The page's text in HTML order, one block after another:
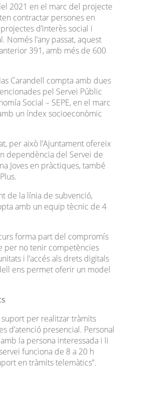
2021 en el marc del projecte
contractar persones en
d’interès social i
l’any passat, aquest
391, amb més de 600
Carandell compta amb dues
pel Servei Públic
Social – SEPE, en el marc
un índex socioeconòmic
per això l’Ajuntament ofereix
dependència del Servei de
Joves en pràctiques, també
de la línia de subvenció,
amb un equip tècnic de 4
forma part del compromís
per no tenir competències
i l’accés als drets digitals
ens permet oferir un model
suport per realitzar tràmits
d’atenció presencial. Personal
la persona interessada i li
funciona de 8 a 20 h
en tràmits telemàtics”.